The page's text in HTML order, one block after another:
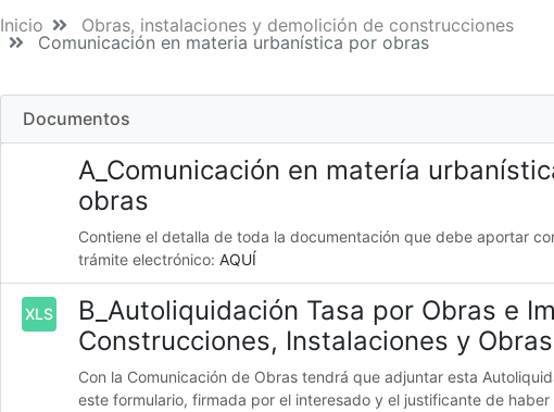
Inicio
Obras, instalaciones y demolición de construcciones
Comunicación en materia urbanística por obras
Documentos
A_Comunicación en matería
obras
Contiene el detalla de toda la documentación que debe aportar
trámite electrónico:AQUÍ
XLS
B_Autoliquidación Tasa por Obras e
Construcciones, Instalaciones y Obras
Con la Comunicación de Obras tendrá que adjuntar esta
este formulario, firmada por el interesado y el justificante de